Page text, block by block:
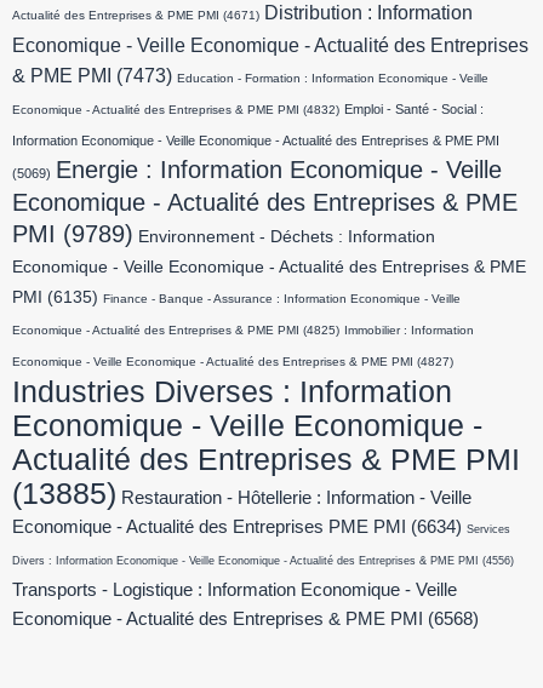
Actualité des Entreprises & PME PMI (4671) Distribution : Information
Economique - Veille Economique - Actualité des Entreprises
& PME PMI
(7473) Education - Formation : Information Economique - Veille
Economique - Actualité des Entreprises & PME PMI (4832) Emploi - Santé - Social :
Information Economique - Veille Economique - Actualité des Entreprises & PME PMI
(5069) Energie : Information Economique - Veille
Economique - Actualité des Entreprises & PME
PMI (9789) Environnement - Déchets : Information
Economique - Veille Economique - Actualité des Entreprises & PME
PMI
(6135) Finance - Banque - Assurance : Information Economique - Veille
Economique - Actualité des Entreprises & PME PMI (4825) Immobilier : Information
Economique - Veille Economique - Actualité des Entreprises & PME PMI (4827)
Industries Diverses : Information
Economique - Veille Economique -
Actualité des Entreprises & PME PMI
(13885) Restauration - Hôtellerie : Information - Veille
Economique - Actualité des Entreprises PME PMI
(6634) Services
Divers : Information Economique - Veille Economique - Actualité des Entreprises & PME PMI (4556)
Transports - Logistique : Information Economique - Veille
Economique - Actualité des Entreprises & PME PMI
(6568)